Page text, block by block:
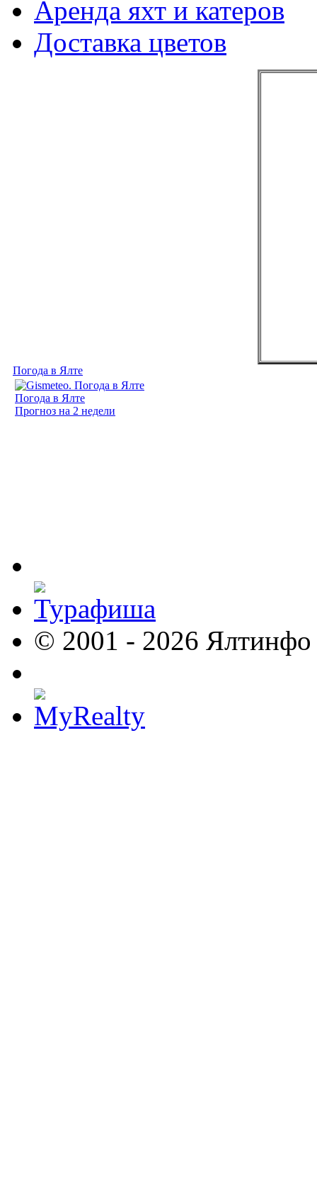
Аренда яхт и катеров
Доставка цветов
Погода в Ялте
Погода в Ялте
Прогноз на 2 недели
© 2001 - 2026 Ялтинфо